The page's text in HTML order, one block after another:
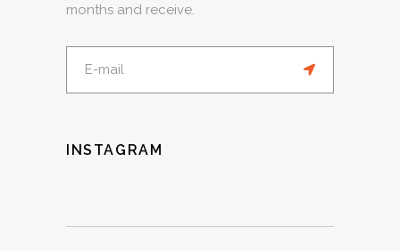
months and receive.
INSTAGRAM